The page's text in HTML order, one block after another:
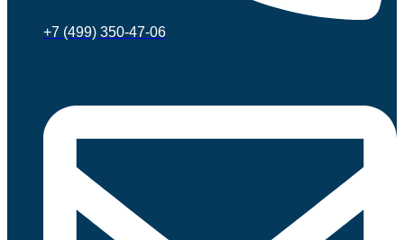
+7 (499) 350-47-06